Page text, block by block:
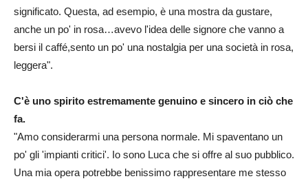
significato. Questa, ad esempio, è una mostra da gustare,
anche un po' in rosa…avevo l'idea delle signore che vanno a
bersi il caffé,sento un po' una nostalgia per una società in rosa,
leggera".
C'è uno spirito estremamente genuino e sincero in ciò che
fa.
"Amo considerarmi una persona normale. Mi spaventano un
po' gli 'impianti critici'. Io sono Luca che si offre al suo pubblico.
Una mia opera potrebbe benissimo rappresentare me stesso